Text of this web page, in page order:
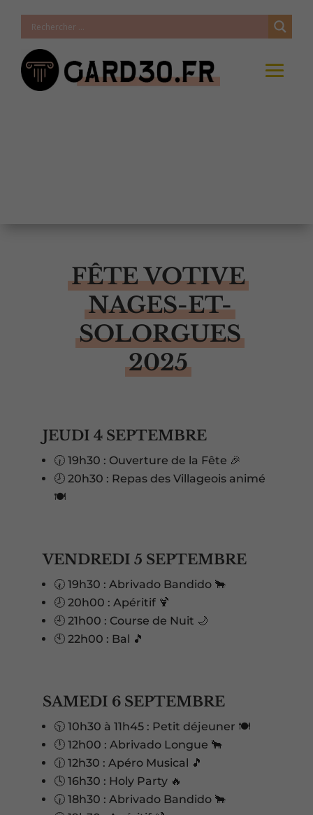
FÊTE VOTIVE
NAGES-ET-
SOLORGUES
2025
JEUDI 4 SEPTEMBRE
🕡 19h30 : Ouverture de la Fête 🎉
🕗 20h30 : Repas des Villageois animé
🍽️
VENDREDI 5 SEPTEMBRE
🕢 19h30 : Abrivado Bandido 🐂
🕗 20h00 : Apéritif 🍹
🕘 21h00 : Course de Nuit 🌙
🕙 22h00 : Bal 🎵
SAMEDI 6 SEPTEMBRE
🕥 10h30 à 11h45 : Petit déjeuner 🍽️
🕛 12h00 : Abrivado Longue 🐂
🕧 12h30 : Apéro Musical 🎵
🕓 16h30 : Holy Party 🔥
🕡 18h30 : Abrivado Bandido 🐂